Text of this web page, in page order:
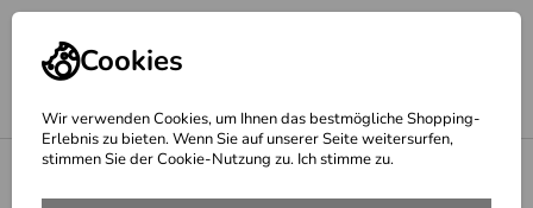
Cookies
Wir verwenden Cookies, um Ihnen das bestmögliche Shopping-
Erlebnis zu bieten. Wenn Sie auf unserer Seite weitersurfen,
stimmen Sie der Cookie-Nutzung zu. Ich stimme zu.
Hepco & Becker Topcase